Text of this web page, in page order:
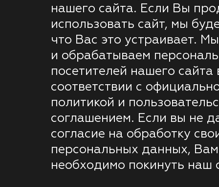
нашего сайта. Если Вы
использовать сайт, мы
что Вас это устраивает.
и обрабатываем
посетителей нашего сайта
соответствии с
политикой и
соглашением. Если вы не
согласие на обработку
персональных данных, Вам
необходимо покинуть наш